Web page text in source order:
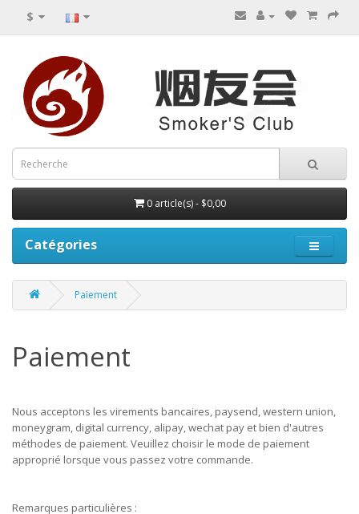
$
0 article(s) - $0,00
Catégories
Paiement
Paiement
Nous acceptons les virements bancaires, paysend, western union,
moneygram, digital currency, alipay, wechat pay et bien d'autres
méthodes de paiement. Veuillez choisir le mode de paiement
approprié lorsque vous passez votre commande.
Remarques particulières :